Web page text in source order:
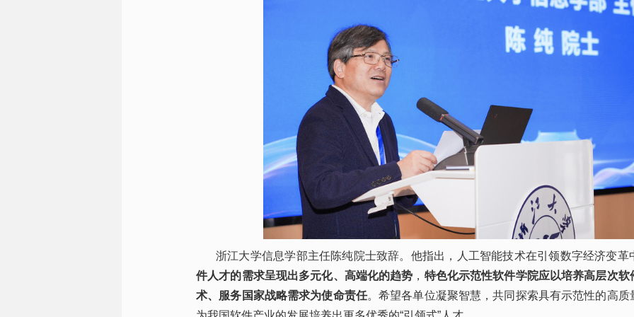
浙江大学信息学部主任陈纯院士致辞。他指出，人工智能技术在引领数字经济变革
件人才的需求呈现出多元化、高端化的趋势 ， 特色化示范性软件学院应以培养高层次
术、服务国家战略需求为使命责任。希望各单位凝聚智慧，共同探索具有示范性的高